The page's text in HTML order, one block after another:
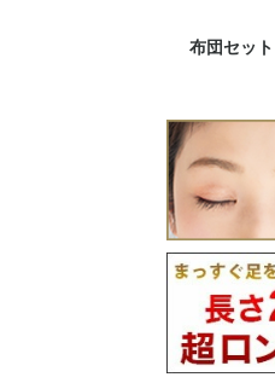
布団セット
羽毛布団
小さい布
大きい布
掛け布団
敷布団セ